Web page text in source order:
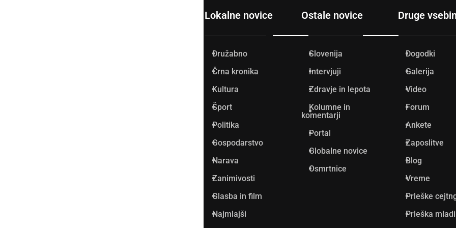
Lokalne novice
Družabno
Črna kronika
Kultura
Šport
Politika
Gospodarstvo
Narava
Zanimivosti
Glasba in film
Najmlajši
Ostale novice
Slovenija
Intervjuji
Zdravje in lepota
Kolumne in
komentarji
Portal
Globalne novice
Osmrtnice
Druge
Dogodki
Galerija
Video
Forum
Ankete
Zaposlitve
Blog
Vreme
Prleške
Prleška